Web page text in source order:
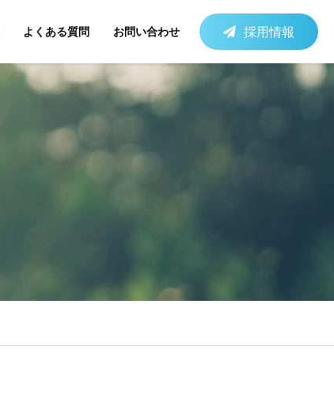
よくある質問 お問い合わせ 採用情報